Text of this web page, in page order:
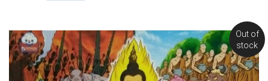
Out of
stock